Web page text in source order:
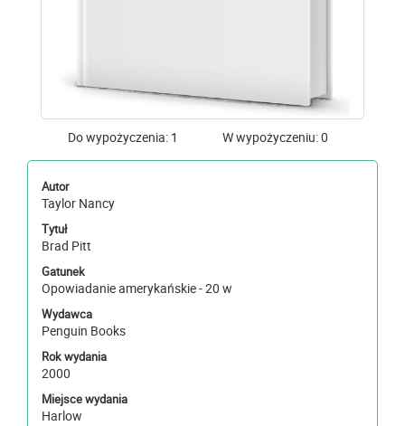
Do wypożyczenia: 1 W wypożyczeniu: 0
Autor
Taylor Nancy
Tytuł
Brad Pitt
Gatunek
Opowiadanie amerykańskie - 20 w
Wydawca
Penguin Books
Rok wydania
2000
Miejsce wydania
Harlow